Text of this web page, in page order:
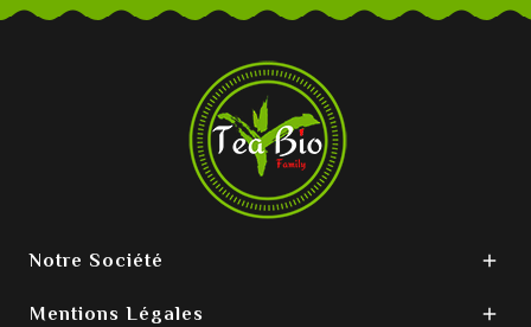
Notre Société 
Mentions Légales 